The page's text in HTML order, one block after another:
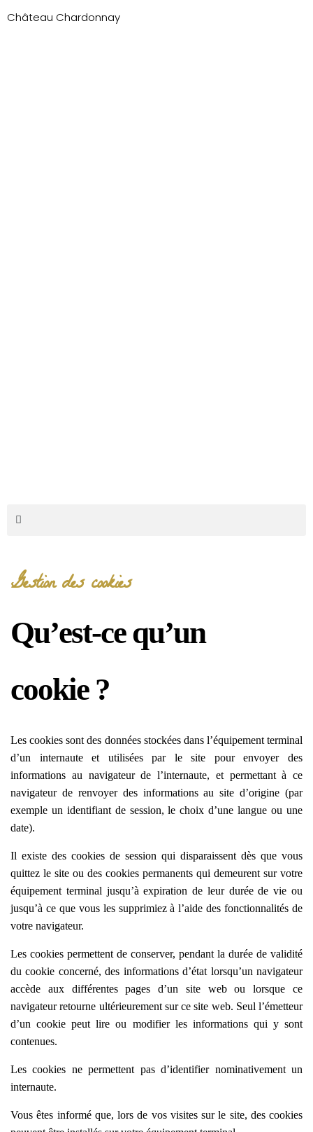
Château Chardonnay
Gestion des cookies
Qu’est-ce qu’un
cookie ?
Les cookies sont des données stockées dans l’équipement terminal
d’un internaute et utilisées par le site pour envoyer des
informations au navigateur de l’internaute, et permettant à ce
navigateur de renvoyer des informations au site d’origine (par
exemple un identifiant de session, le choix d’une langue ou une
date).
Il existe des cookies de session qui disparaissent dès que vous
quittez le site ou des cookies permanents qui demeurent sur votre
équipement terminal jusqu’à expiration de leur durée de vie ou
jusqu’à ce que vous les supprimiez à l’aide des fonctionnalités de
votre navigateur.
Les cookies permettent de conserver, pendant la durée de validité
du cookie concerné, des informations d’état lorsqu’un navigateur
accède aux différentes pages d’un site web ou lorsque ce
navigateur retourne ultérieurement sur ce site web. Seul l’émetteur
d’un cookie peut lire ou modifier les informations qui y sont
contenues.
Les cookies ne permettent pas d’identifier nominativement un
internaute.
Vous êtes informé que, lors de vos visites sur le site, des cookies